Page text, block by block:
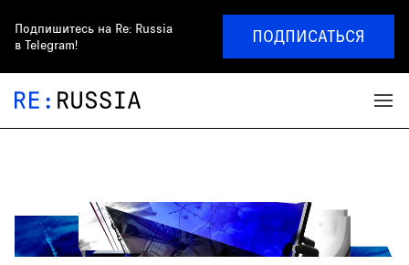
Подпишитесь на Re: Russia
в Telegram!
ПОДПИСАТЬСЯ